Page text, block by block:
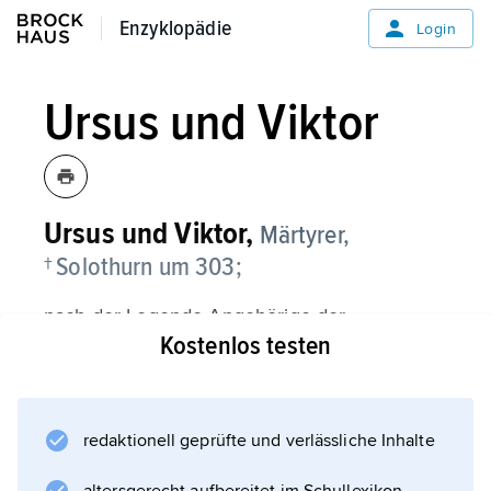
Enzyklopädie
Enzyklopädie Login
Ursus und Viktor
Ursus und Viktor, Märtyrer,
† Solothurn um 303;
nach der Legende Angehörige der
Thebäischen Legion
durch Kaiser
Kostenlos testen
redaktionell geprüfte und verlässliche Inhalte